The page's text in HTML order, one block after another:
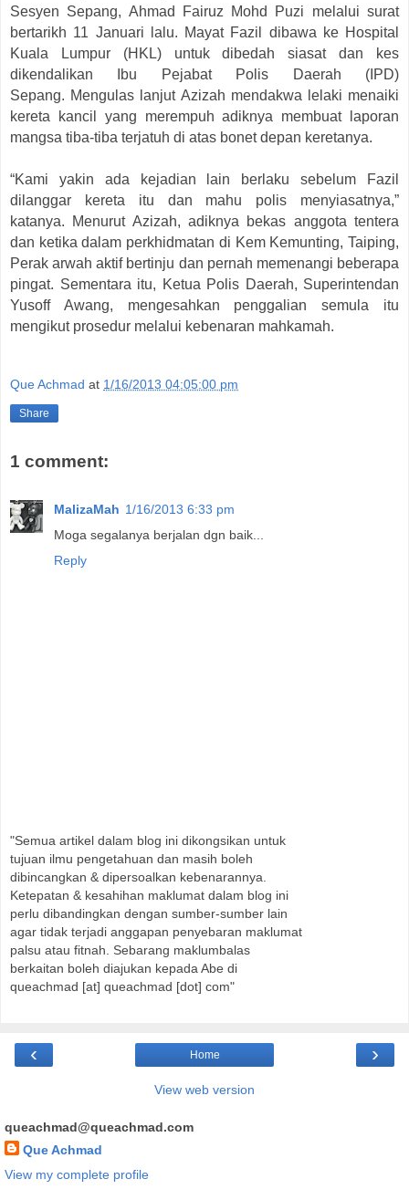
Sesyen Sepang, Ahmad Fairuz Mohd Puzi melalui surat
bertarikh 11 Januari lalu. Mayat Fazil dibawa ke Hospital
Kuala Lumpur (HKL) untuk dibedah siasat dan kes
dikendalikan Ibu Pejabat Polis Daerah (IPD)
Sepang. Mengulas lanjut Azizah mendakwa lelaki menaiki
kereta kancil yang merempuh adiknya membuat laporan
mangsa tiba-tiba terjatuh di atas bonet depan keretanya.
“Kami yakin ada kejadian lain berlaku sebelum Fazil
dilanggar kereta itu dan mahu polis menyiasatnya,”
katanya. Menurut Azizah, adiknya bekas anggota tentera
dan ketika dalam perkhidmatan di Kem Kemunting, Taiping,
Perak arwah aktif bertinju dan pernah memenangi beberapa
pingat. Sementara itu, Ketua Polis Daerah, Superintendan
Yusoff Awang, mengesahkan penggalian semula itu
mengikut prosedur melalui kebenaran mahkamah.
Que Achmad at 1/16/2013 04:05:00 pm
Share
1 comment:
MalizaMah 1/16/2013 6:33 pm
Moga segalanya berjalan dgn baik...
Reply
"Semua artikel dalam blog ini dikongsikan untuk
tujuan ilmu pengetahuan dan masih boleh
dibincangkan & dipersoalkan kebenarannya.
Ketepatan & kesahihan maklumat dalam blog ini
perlu dibandingkan dengan sumber-sumber lain
agar tidak terjadi anggapan penyebaran maklumat
palsu atau fitnah. Sebarang maklumbalas
berkaitan boleh diajukan kepada Abe di
queachmad [at] queachmad [dot] com"
‹ ›
Home
View web version
queachmad@queachmad.com
Que Achmad
View my complete profile